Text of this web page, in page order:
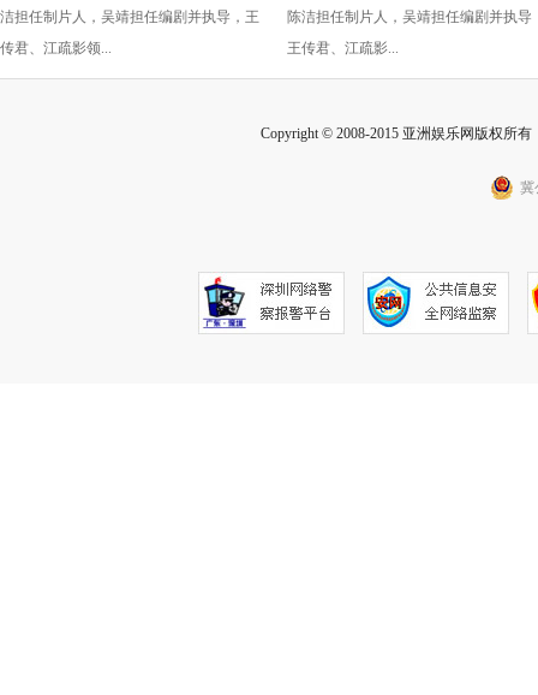
福
洁担任制片人，吴靖担任编剧并执导，王
传君、江疏影领...
陈洁担任制片人，吴靖担任编剧并执导
王传君、江疏影...
Copyright © 2008-2015 亚洲娱乐网版权所
冀